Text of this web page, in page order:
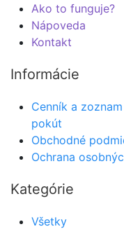
Ako to funguje?
Nápoveda
Kontakt
Informácie
Cenník a zoznam
pokút
Obchodné
Ochrana
Kategórie
Všetky